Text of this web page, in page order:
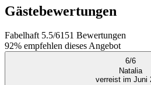
Gästebewertungen
Fabelhaft 5.5/6151 Bewertungen
92% empfehlen dieses Angebot
6/6
Natalia
verreist im Juni